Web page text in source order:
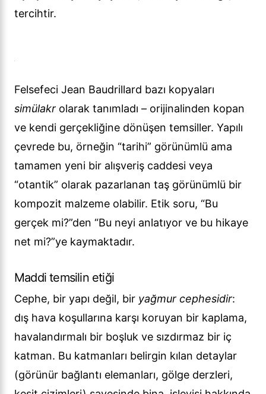
tercihtir.
Felsefeci Jean Baudrillard bazı kopyaları
simülakr olarak tanımladı – orijinalinden kopan
ve kendi gerçekliğine dönüşen temsiller. Yapılı
çevrede bu, örneğin “tarihi” görünümlü ama
tamamen yeni bir alışveriş caddesi veya
“otantik” olarak pazarlanan taş görünümlü bir
kompozit malzeme olabilir. Etik soru, “Bu
gerçek mi?”den “Bu neyi anlatıyor ve bu hikaye
net mi?”ye kaymaktadır.
Maddi temsilin etiği
Cephe, bir yapı değil, bir yağmur cephesidir:
dış hava koşullarına karşı koruyan bir kaplama,
havalandırmalı bir boşluk ve sızdırmaz bir iç
katman. Bu katmanları belirgin kılan detaylar
(görünür bağlantı elemanları, gölge derzleri,